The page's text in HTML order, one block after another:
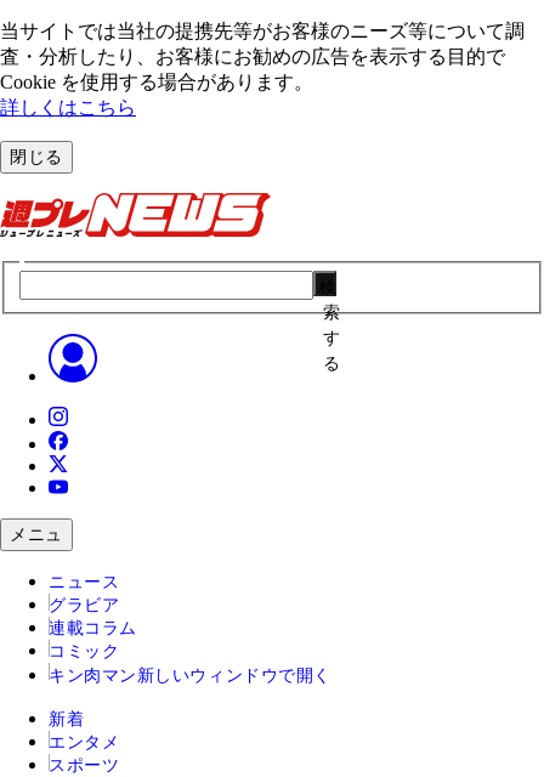
当サイトでは当社の提携先等がお客様のニーズ等について調
査・分析したり、お客様にお勧めの広告を表⽰する⽬的で
Cookie を使⽤する場合があります。
詳しくはこちら
閉じる
索
す
る
メニュ
ニュース
グラビア
連載コラム
コミック
キン肉マン 新しいウィンドウで開く
新着
エンタメ
スポーツ